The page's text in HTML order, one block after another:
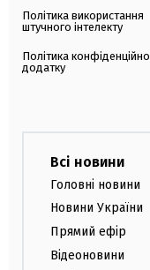
Політика використання
штучного інтелекту
Політика
додатку
Всі новини
Головні новини
Новини України
Прямий ефір
Відеоновини